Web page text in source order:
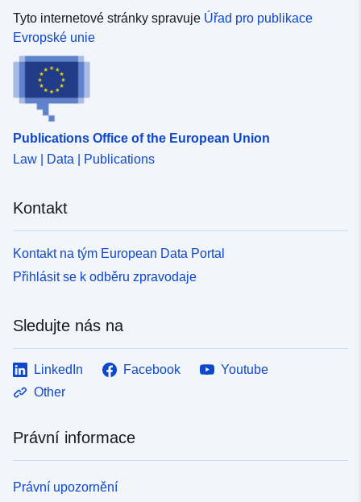
Tyto internetové stránky spravuje Úřad pro publikace
Evropské unie
Publications Office of the European Union
Law | Data | Publications
Kontakt
Kontakt na tým European Data Portal
Přihlásit se k odběru zpravodaje
Sledujte nás na
LinkedIn Facebook
Youtube
Other
Právní informace
Právní upozornění